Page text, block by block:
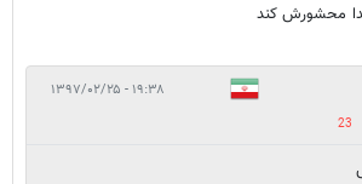
محشورش کند
۱۹:۳۸ - ۱۳۹۷/۰۲/۲۵
23